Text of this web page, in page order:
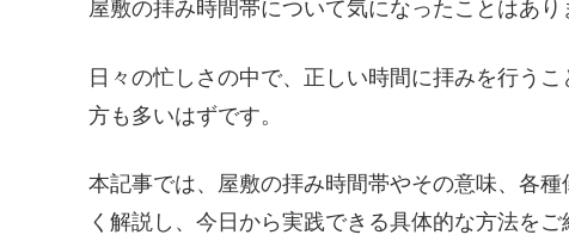
屋敷の拝み時間帯について気になったことはあり
日々の忙しさの中で、正しい時間に拝みを行う
方も多いはずです。
本記事では、屋敷の拝み時間帯やその意味、各
く解説し、今日から実践できる具体的な方法をご